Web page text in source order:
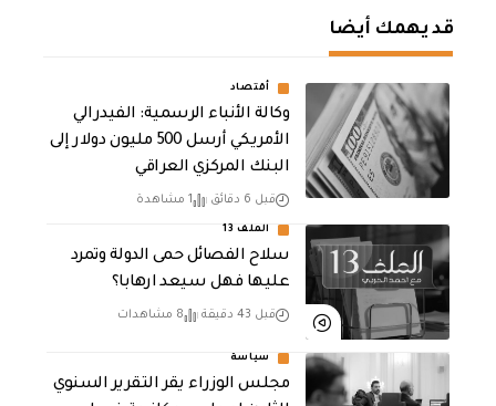
قد يهمك أيضا
أقتصاد
وكالة الأنباء الرسمية: الفيدرالي
الأمريكي أرسل 500 مليون دولار إلى
البنك المركزي العراقي
قبل 6 دقائق 1 مشاهدة
الملف 13
سلاح الفصائل حمى الدولة وتمرد
عليها فهل سيعد ارهابا؟
قبل 43 دقيقة 8 مشاهدات
سياسة
مجلس الوزراء يقر التقرير السنوي